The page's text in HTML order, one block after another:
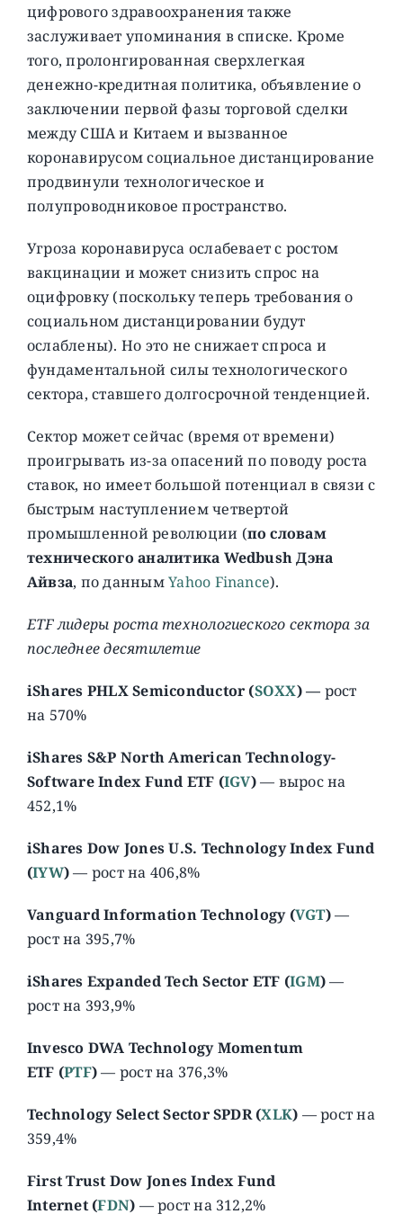
цифрового здравоохранения также
заслуживает упоминания в списке. Кроме
того, пролонгированная сверхлегкая
денежно-кредитная политика, объявление о
заключении первой фазы торговой сделки
между США и Китаем и вызванное
коронавирусом социальное дистанцирование
продвинули технологическое и
полупроводниковое пространство.
Угроза коронавируса ослабевает с ростом
вакцинации и может снизить спрос на
оцифровку (поскольку теперь требования о
социальном дистанцировании будут
ослаблены). Но это не снижает спроса и
фундаментальной силы технологического
сектора, ставшего долгосрочной тенденцией.
Сектор может сейчас (время от времени)
проигрывать из-за опасений по поводу роста
ставок, но имеет большой потенциал в связи с
быстрым наступлением четвертой
промышленной революции (по словам
технического аналитика Wedbush Дэна
Айвза, по даннымYahoo Finance).
ETF лидеры роста технологиеского сектора за
последнее десятилетие
iShares PHLX Semiconductor (SOXX) — рост
на 570%
iShares S&P North American Technology-
Software Index Fund ETF (IGV)— вырос на
452,1%
iShares Dow Jones U.S. Technology Index Fund
(IYW)— рост на 406,8%
Vanguard Information Technology (VGT)—
рост на 395,7%
iShares Expanded Tech Sector ETF (IGM)—
рост на 393,9%
Invesco DWA Technology Momentum
ETF (PTF)— рост на 376,3%
Technology Select Sector SPDR (XLK) — рост на
359,4%
First Trust Dow Jones Index Fund
Internet (FDN) — рост на 312,2%